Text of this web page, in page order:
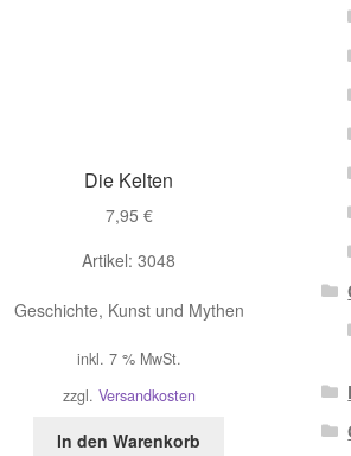
Die Kelten
7,95 €
Artikel: 3048
Geschichte, Kunst und Mythen
inkl. 7 % MwSt.
zzgl. Versandkosten
In den Warenkorb